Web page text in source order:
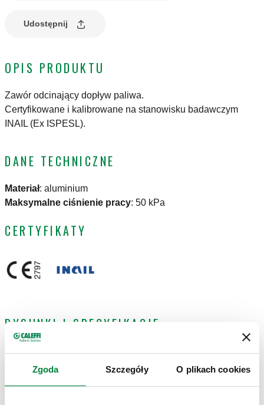
Zgoda Szczegóły O plikach cookies
Udostępnij
OPIS PRODUKTU
Zawór odcinający dopływ paliwa.
Certyfikowane i kalibrowane na stanowisku badawczym
INAIL (Ex ISPESL).
DANE TECHNICZNE
Materiał: aluminium
Maksymalne ciśnienie pracy: 50 kPa
CERTYFIKATY
RYSUNKI I SPECYFIKACJE
Przyłącze
przewodu/
Nastawa
(Temperatura)
Actions